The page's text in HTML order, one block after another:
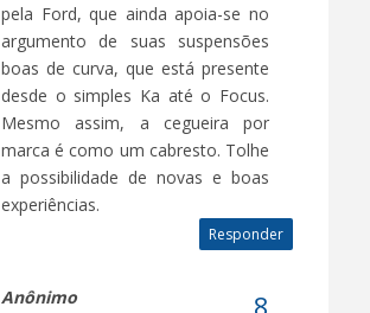
pela Ford, que ainda apoia-se no
argumento de suas suspensões
boas de curva, que está presente
desde o simples Ka até o Focus.
Mesmo assim, a cegueira por
marca é como um cabresto. Tolhe
a possibilidade de novas e boas
experiências.
Responder
Anônimo